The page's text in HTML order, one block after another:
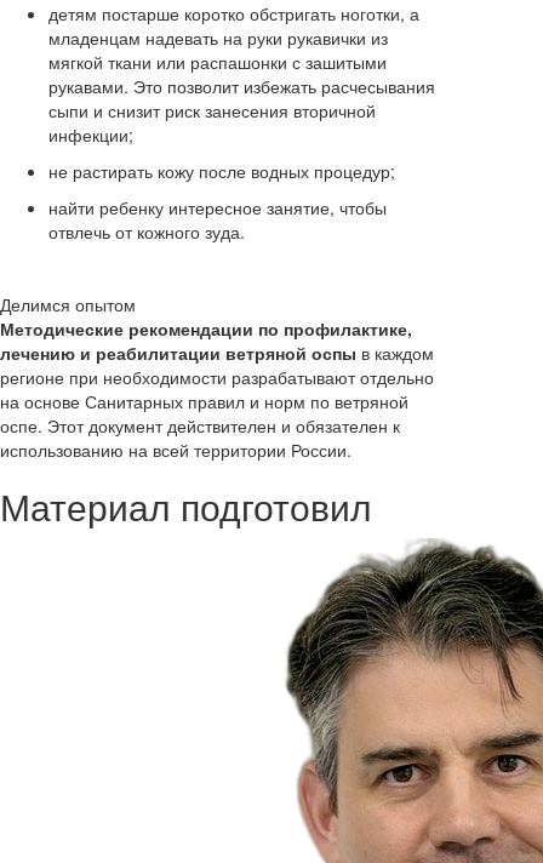
детям постарше коротко обстригать ноготки, а
младенцам надевать на руки рукавички из
мягкой ткани или распашонки с зашитыми
рукавами. Это позволит избежать расчесывания
сыпи и снизит риск занесения вторичной
инфекции;
не растирать кожу после водных процедур;
найти ребенку интересное занятие, чтобы
отвлечь от кожного зуда.
Делимся опытом
Методические рекомендации по профилактике,
лечению и реабилитации ветряной оспы в каждом
регионе при необходимости разрабатывают отдельно
на основе Санитарных правил и норм по ветряной
оспе. Этот документ действителен и обязателен к
использованию на всей территории России.
Материал подготовил